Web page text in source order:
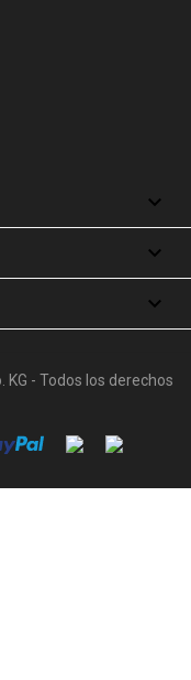



- Todos los derechos